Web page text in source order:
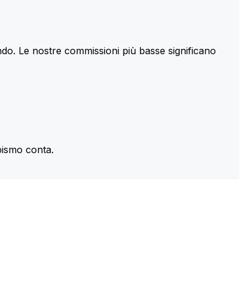
Le nostre commissioni più basse significano
conta.